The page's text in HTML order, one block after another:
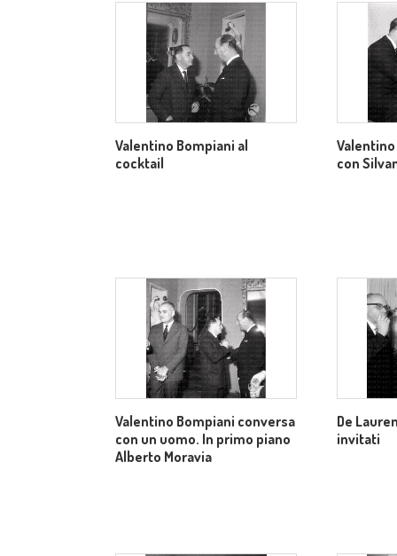
Valentino Bompiani al
cocktail
con
Valentino Bompiani conversa
con un uomo. In primo piano
Alberto Moravia
De
invitati